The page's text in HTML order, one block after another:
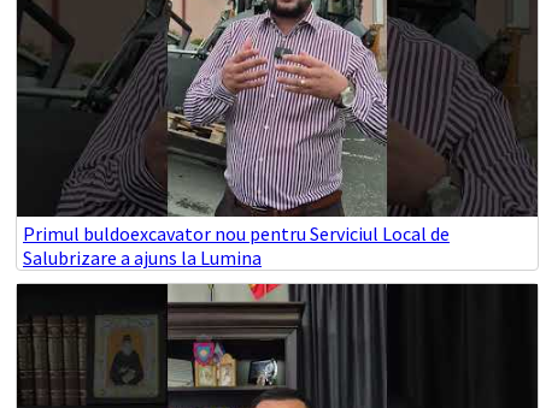
Primul buldoexcavator nou pentru Serviciul Local de
Salubrizare a ajuns la Lumina